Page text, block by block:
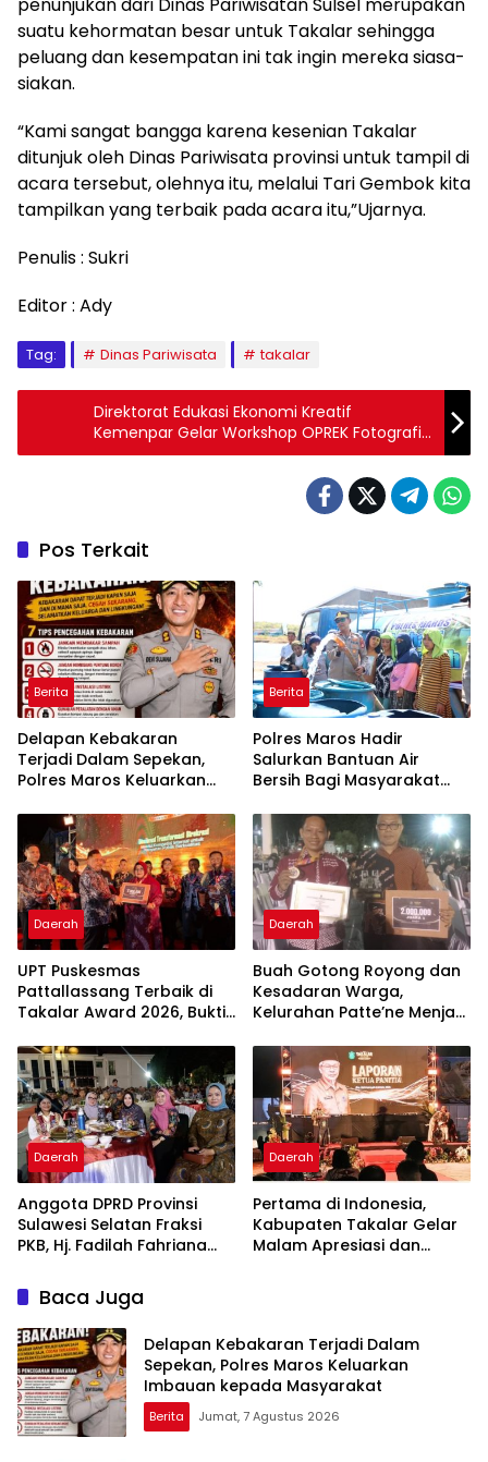
suatu kehormatan besar untuk Takalar sehingga
peluang dan kesempatan ini tak ingin mereka siasa-
siakan.
“Kami sangat bangga karena kesenian Takalar
ditunjuk oleh Dinas Pariwisata provinsi untuk tampil di
acara tersebut, olehnya itu, melalui Tari Gembok kita
tampilkan yang terbaik pada acara itu,”Ujarnya.
Penulis : Sukri
Editor : Ady
Tag: Dinas Pariwisata takalar
Direktorat Edukasi Ekonomi Kreatif
Kemenpar Gelar Workshop OPREK Fotografi
di Labuan Bajo
Pos Terkait
Berita
Delapan Kebakaran
Terjadi Dalam Sepekan,
Polres Maros Keluarkan
Masyarakat
Berita
Polres Maros Hadir
Salurkan Bantuan Air
Bersih Bagi Masyarakat
Di Maros
Daerah
UPT Puskesmas
Pattallassang Terbaik di
Takalar Award 2026, Bukti
Pelayanan Kesehatan
Berkualitas
Daerah
Buah Gotong Royong dan
Kesadaran Warga,
Kelurahan Patte’ne Menjadi
2026
Daerah
Anggota DPRD Provinsi
Sulawesi Selatan Fraksi
PKB, Hj. Fadilah Fahriana
Takalar Menyalakan
Lentera Pengabdian
Melalui Malam Apresiasi
dan Inovasi Award 2026
Daerah
Pertama di Indonesia,
Kabupaten Takalar Gelar
Malam Apresiasi dan
Baca Juga
Delapan Kebakaran Terjadi Dalam
Sepekan, Polres Maros Keluarkan
Imbauan kepada Masyarakat
Berita Jumat, 7 Agustus 2026